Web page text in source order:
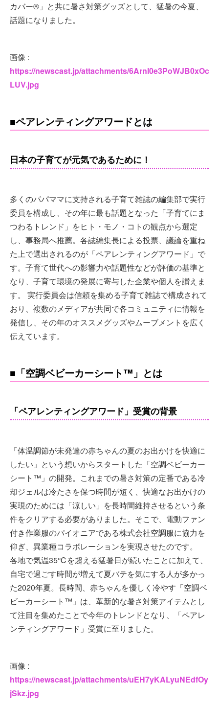
カバー®」と共に暑さ対策グッズとして、猛暑の今夏、
話題になりました。
画像 :
https://newscast.jp/attachments/6ArnI0e3PoWJB0xOc
LUV.jpg
■ペアレンティングアワードとは
日本の子育てが元気であるために！
多くのパパママに⽀持される⼦育て雑誌の編集部で実行
委員を構成し、その年に最も話題となった「⼦育てにま
つわるトレンド」をヒト・モノ・コトの観点から選定
し、事務局へ推薦。各誌編集長による投票、議論を重ね
た上で選出されるのが「ペアレンティングアワード」で
す。⼦育て世代への影響⼒や話題性などが評価の基準と
なり、⼦育て環境の発展に寄与した企業や個⼈を讃えま
す。 実⾏委員会は信頼を集める⼦育て雑誌で構成されて
おり、複数のメディアが共同で各コミュニティに情報を
発信し、その年のオススメグッズやムーブメントを広く
伝えています。
■「空調ベビーカーシート™」とは
「ペアレンティングアワード」受賞の背景
「体温調節が未発達の赤ちゃんの夏のお出かけを快適に
したい」という想いからスタートした「空調ベビーカー
シート™」の開発。これまでの暑さ対策の定番である冷
却ジェルは冷たさを保つ時間が短く、快適なお出かけの
実現のためには「涼しい」を長時間維持させるという条
件をクリアする必要がありました。そこで、電動ファン
付き作業服のパイオニアである株式会社空調服に協力を
仰ぎ、異業種コラボレーションを実現させたのです。
各地で気温35℃を超える猛暑日が続いたことに加えて、
自宅で過ごす時間が増えて夏バテを気にする人が多かっ
た2020年夏。長時間、赤ちゃんを優しく冷やす「空調ベ
ビーカーシート™」は、革新的な暑さ対策アイテムとし
て注目を集めたことで今年のトレンドとなり、「ペアレ
ンティングアワード」受賞に至りました。
画像 :
https://newscast.jp/attachments/uEH7yKALyuNEdfOy
jSkz.jpg